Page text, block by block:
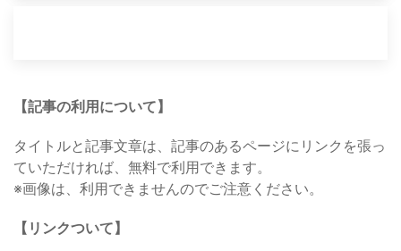
【記事の利用について】
タイトルと記事文章は、記事のあるページにリンクを張っ
ていただければ、無料で利用できます。
※画像は、利用できませんのでご注意ください。
【リンクついて】